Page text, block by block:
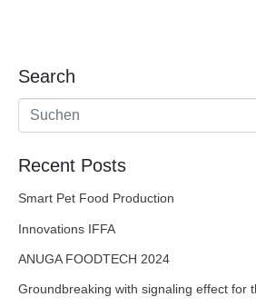
Search
Recent Posts
Smart Pet Food Production
Innovations IFFA
ANUGA FOODTECH 2024
Groundbreaking with signaling effect for